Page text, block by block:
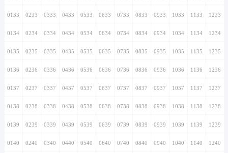
0133 0233 0333 0433 0533 0633 0733 0833 0933 1033 1133 1233
0134 0234 0334 0434 0534 0634 0734 0834 0934 1034 1134 1234
0135 0235 0335 0435 0535 0635 0735 0835 0935 1035 1135 1235
0136 0236 0336 0436 0536 0636 0736 0836 0936 1036 1136 1236
0137 0237 0337 0437 0537 0637 0737 0837 0937 1037 1137 1237
0138 0238 0338 0438 0538 0638 0738 0838 0938 1038 1138 1238
0139 0239 0339 0439 0539 0639 0739 0839 0939 1039 1139 1239
0140 0240 0340 0440 0540 0640 0740 0840 0940 1040 1140 1240